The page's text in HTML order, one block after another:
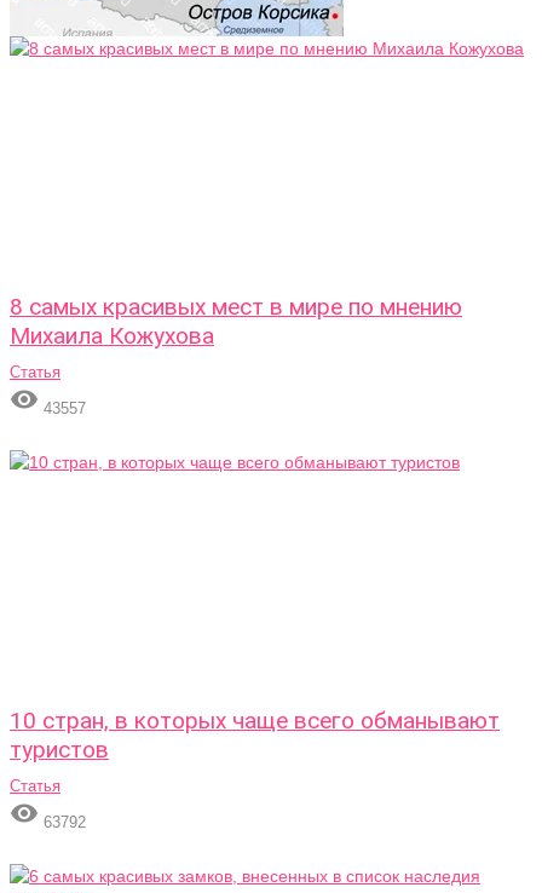
8 самых красивых мест в мире по мнению
Михаила Кожухова
Статья
 43557
10 стран, в которых чаще всего обманывают
туристов
Статья
 63792